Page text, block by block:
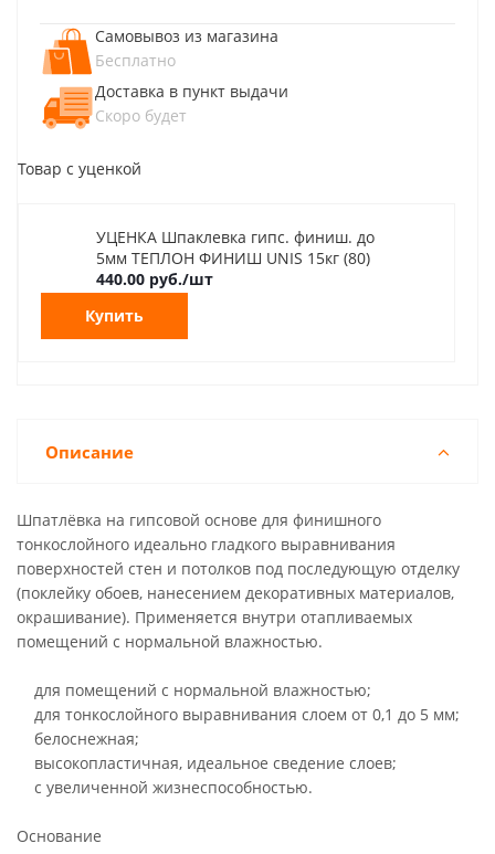
Самовывоз из магазина
Бесплатно
Доставка в пункт выдачи
Скоро будет
Товар с уценкой
УЦЕНКА Шпаклевка гипс. финиш. до
5мм ТЕПЛОН ФИНИШ UNIS 15кг (80)
440.00 руб./шт
Купить
Описание
Шпатлёвка на гипсовой основе для финишного
тонкослойного идеально гладкого выравнивания
поверхностей стен и потолков под последующую отделку
(поклейку обоев, нанесением декоративных материалов,
окрашивание). Применяется внутри отапливаемых
помещений с нормальной влажностью.
для помещений с нормальной влажностью;
для тонкослойного выравнивания слоем от 0,1 до 5 мм;
белоснежная;
высокопластичная, идеальное сведение слоев;
с увеличенной жизнеспособностью.
Основание